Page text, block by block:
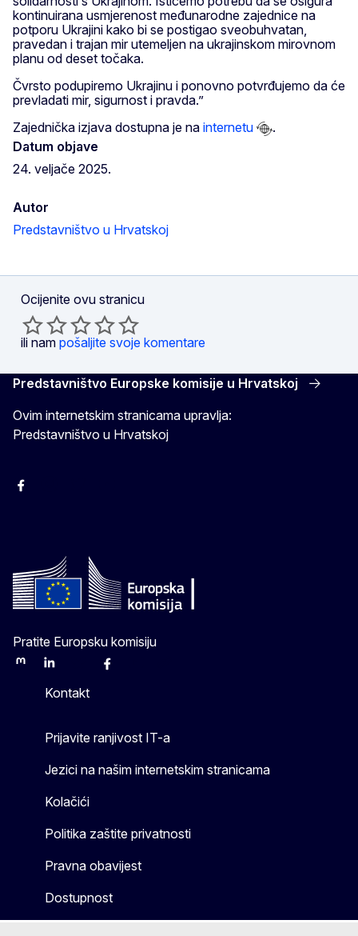
kontinuirana usmjerenost međunarodne zajednice na
potporu Ukrajini kako bi se postigao sveobuhvatan,
pravedan i trajan mir utemeljen na ukrajinskom mirovnom
planu od deset točaka.
Čvrsto podupiremo Ukrajinu i ponovno potvrđujemo da će
prevladati mir, sigurnost i pravda.”
Zajednička izjava dostupna je na internetu
.
Datum objave
24. veljače 2025.
Autor
Predstavništvo u Hrvatskoj
Ocijenite ovu stranicu
ili nam pošaljite svoje komentare
Predstavništvo Europske komisije u Hrvatskoj
Ovim internetskim stranicama upravlja:
Predstavništvo u Hrvatskoj
Facebook
Pratite Europsku komisiju
MastodonLinkedInBlueskyFacebook
Kontakt
Prijavite ranjivost IT-a
Jezici na našim internetskim stranicama
Kolačići
Politika zaštite privatnosti
Pravna obavijest
Dostupnost